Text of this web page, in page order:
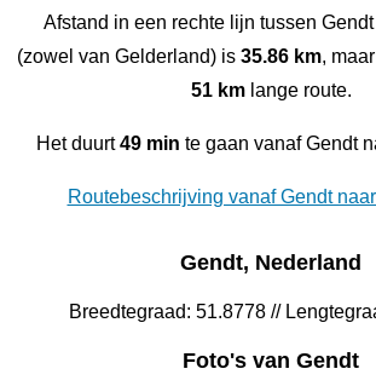
Afstand in een rechte lijn tussen
(zowel van Gelderland) is 35.86 km,
51 kmlange route.
Het duurt49 min te gaan vanaf Gendt
Routebeschrijving vanaf Gendt
Gendt, Nederland
Breedtegraad: 51.8778 //
Foto's van Gendt